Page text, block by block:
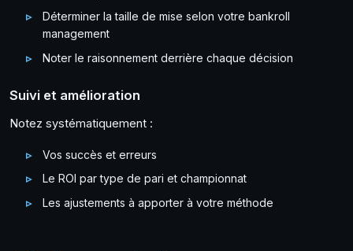
Déterminer la taille de mise selon votre bankroll
management
Noter le raisonnement derrière chaque décision
Suivi et amélioration
Notez systématiquement :
Vos succès et erreurs
Le ROI par type de pari et championnat
Les ajustements à apporter à votre méthode